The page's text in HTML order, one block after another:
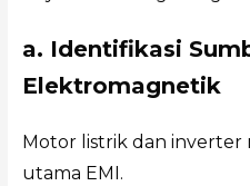
a. Identifikasi
Elektromagnetik
Motor listrik dan
utama EMI.